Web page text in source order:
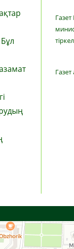
Карталар — көлік,